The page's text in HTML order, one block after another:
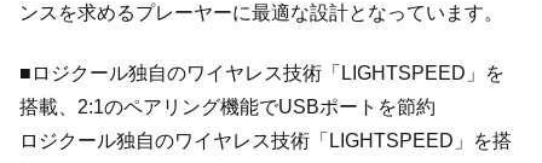
ンスを求めるプレーヤーに最適な設計となっています。
■ロジクール独自のワイヤレス技術「LIGHTSPEED」を
搭載、2:1のペアリング機能でUSBポートを節約
ロジクール独自のワイヤレス技術「LIGHTSPEED」を搭